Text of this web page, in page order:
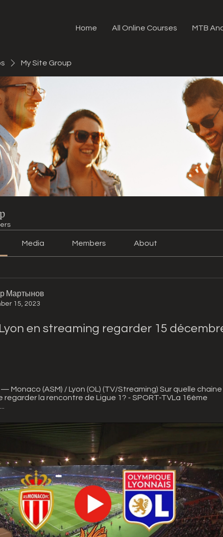
Home All Online Courses MTB
My Site Group
Media Members About
Мартынов
15, 2023
en streaming regarder 15
— Monaco (ASM) / Lyon (OL) (TV/Streaming) Sur quelle
regarder la rencontre de Ligue 1? - SPORT-TVLa 16ème